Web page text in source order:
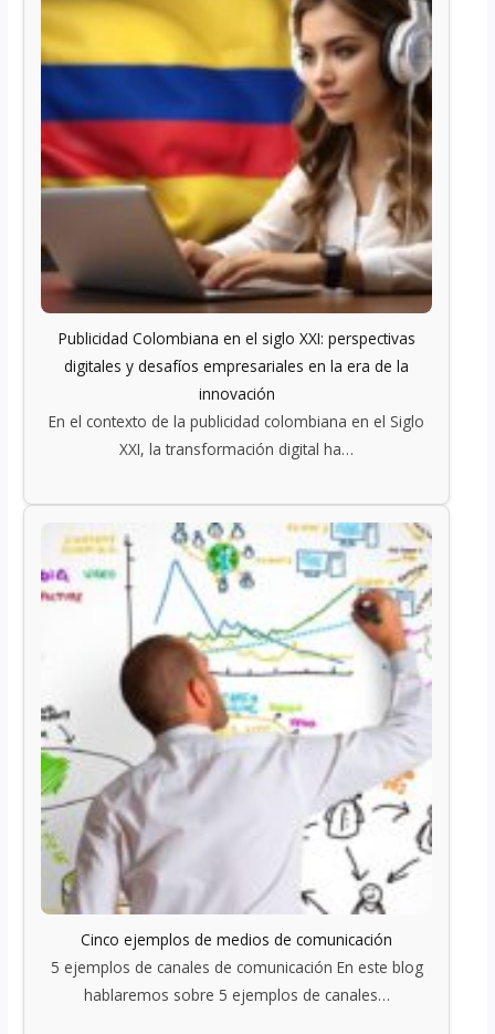
Publicidad Colombiana en el siglo XXI: perspectivas
digitales y desafíos empresariales en la era de la
innovación
En el contexto de la publicidad colombiana en el Siglo
XXI, la transformación digital ha…
Cinco ejemplos de medios de comunicación
5 ejemplos de canales de comunicación En este blog
hablaremos sobre 5 ejemplos de canales…